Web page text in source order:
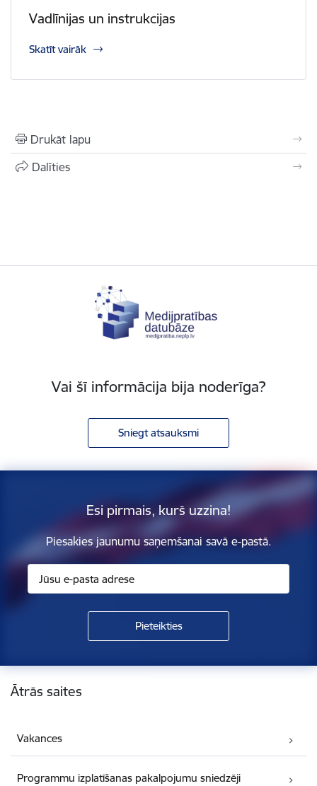
Vadlīnijas un instrukcijas
Skatīt vairāk
Drukāt lapu
Dalīties
Vai šī informācija bija noderīga?
Sniegt atsauksmi
Esi pirmais, kurš uzzina!
Piesakies jaunumu saņemšanai savā e-pastā.
Kājene
Ātrās saites
Vakances
Programmu izplatīšanas pakalpojumu sniedzēji